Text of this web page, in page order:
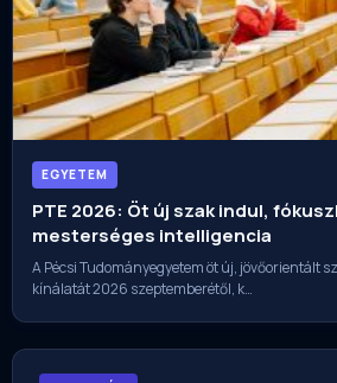
EGYETEM
PTE 2026: Öt új szak indul,
mesterséges intelligencia
A Pécsi Tudományegyetem öt új, jövőorientált
kínálatát 2026 szeptemberétől, k…